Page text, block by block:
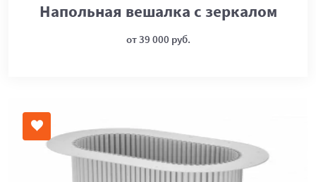
Напольная вешалка с зеркалом
от 39 000 руб.